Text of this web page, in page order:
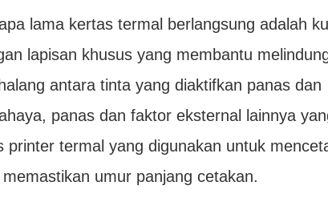
lama kertas termal berlangsung adalah
lapisan khusus yang membantu
antara tinta yang diaktifkan panas dan
panas dan faktor eksternal lainnya
termal yang digunakan untuk
umur panjang cetakan.